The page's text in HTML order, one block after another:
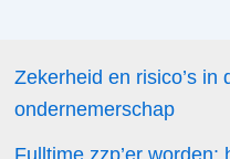
Zekerheid en risico’s in
ondernemerschap
Fulltime zzp’er